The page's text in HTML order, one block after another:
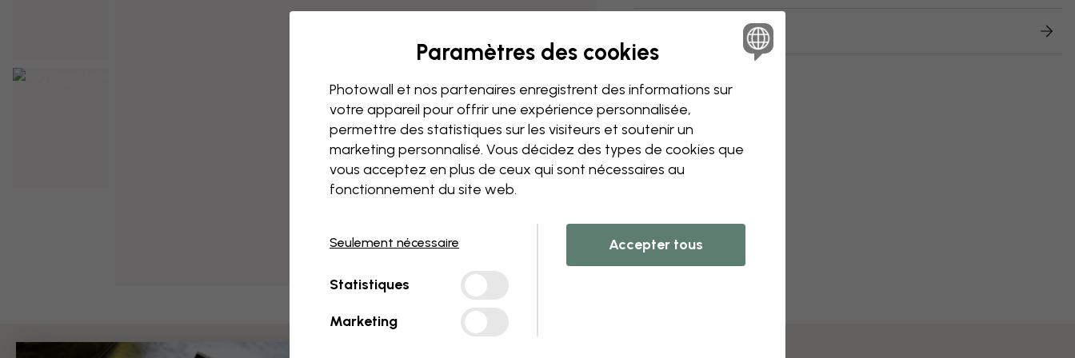
Livraison et retours
Paramètres des cookies
Photowall et nos partenaires enregistrent des informations sur
votre appareil pour offrir une expérience personnalisée,
permettre des statistiques sur les visiteurs et soutenir un
marketing personnalisé. Vous décidez des types de cookies que
vous acceptez en plus de ceux qui sont nécessaires au
fonctionnement du site web.
Seulement nécessaire
Statistiques
Marketing
Accepter tous